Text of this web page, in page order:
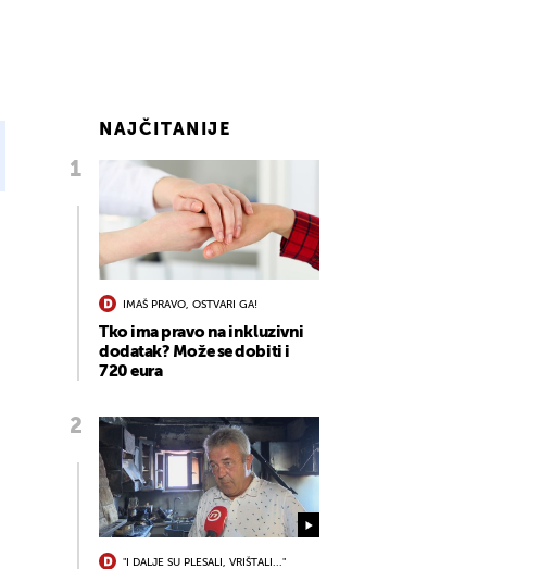
NAJČITANIJE
IMAŠ PRAVO, OSTVARI GA!
Tko ima pravo na inkluzivni
dodatak? Može se dobiti i
720 eura
"I DALJE SU PLESALI, VRIŠTALI..."